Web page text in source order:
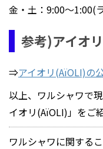
金・土：9:00～1:00(
参考)アイオ
⇒アイオリ(AïOLI)の
以上、ワルシャワで
イオリ(AïOLI)」をご
ワルシャワに関する